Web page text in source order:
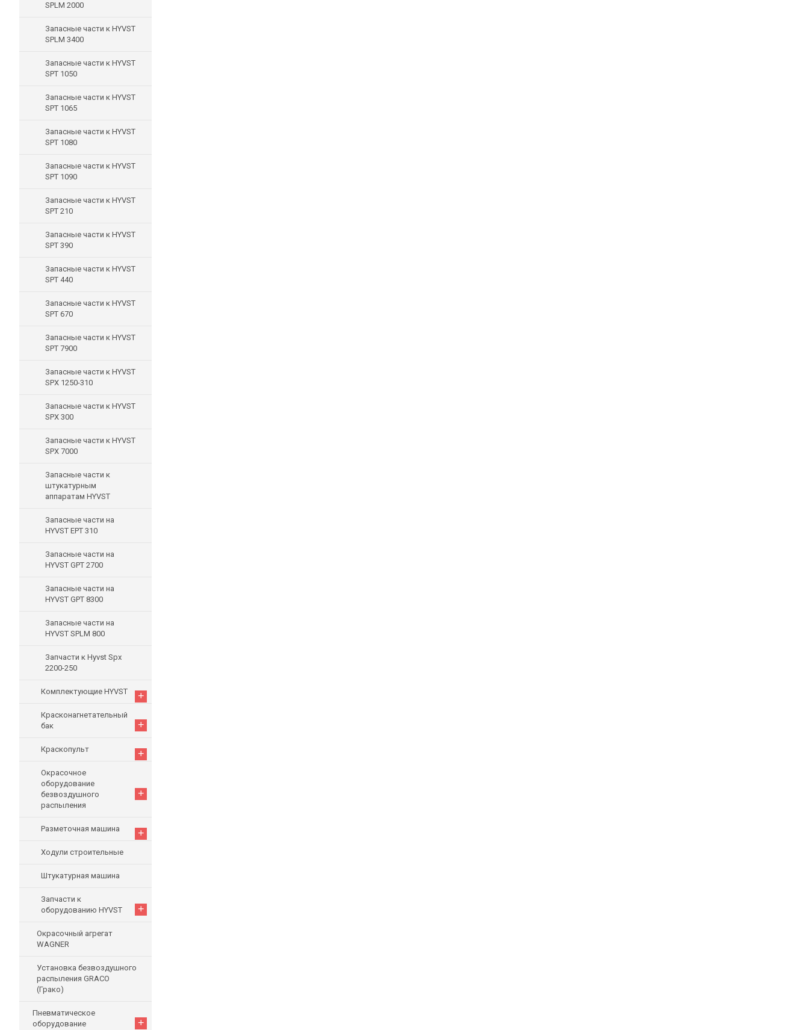
SPLM 2000
Запасные части к HYVST
SPLM 3400
Запасные части к HYVST
SPT 1050
Запасные части к HYVST
SPT 1065
Запасные части к HYVST
SPT 1080
Запасные части к HYVST
SPT 1090
Запасные части к HYVST
SPT 210
Запасные части к HYVST
SPT 390
Запасные части к HYVST
SPT 440
Запасные части к HYVST
SPT 670
Запасные части к HYVST
SPT 7900
Запасные части к HYVST
SPX 1250-310
Запасные части к HYVST
SPX 300
Запасные части к HYVST
SPX 7000
Запасные части к
штукатурным
аппаратам HYVST
Запасные части на
HYVST EPT 310
Запасные части на
HYVST GPT 2700
Запасные части на
HYVST GPT 8300
Запасные части на
HYVST SPLM 800
Запчасти к Hyvst Spx
2200-250
Комплектующие HYVST +
Красконагнетательный
бак
+
Краскопульт +
Окрасочное
оборудование
безвоздушного
распыления
+
Разметочная машина +
Ходули строительные
Штукатурная машина
Запчасти к
оборудованию HYVST
+
Окрасочный агрегат
WAGNER
Установка безвоздушного
распыления GRACO
(Грако)
Пневматическое
оборудование
+